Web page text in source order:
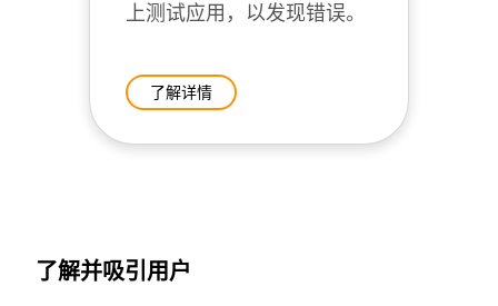
上测试应用，以发现错误。
了解详情
了解并吸引用户